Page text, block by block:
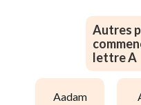
Autres
lettre A
aadam